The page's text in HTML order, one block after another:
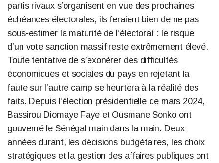
partis rivaux s’organisent en vue des prochaines
échéances électorales, ils feraient bien de ne pas
sous-estimer la maturité de l’électorat : le risque
d’un vote sanction massif reste extrêmement élevé.
Toute tentative de s’exonérer des difficultés
économiques et sociales du pays en rejetant la
faute sur l’autre camp se heurtera à la réalité des
faits. Depuis l’élection présidentielle de mars 2024,
Bassirou Diomaye Faye et Ousmane Sonko ont
gouverné le Sénégal main dans la main. Deux
années durant, les décisions budgétaires, les choix
stratégiques et la gestion des affaires publiques ont